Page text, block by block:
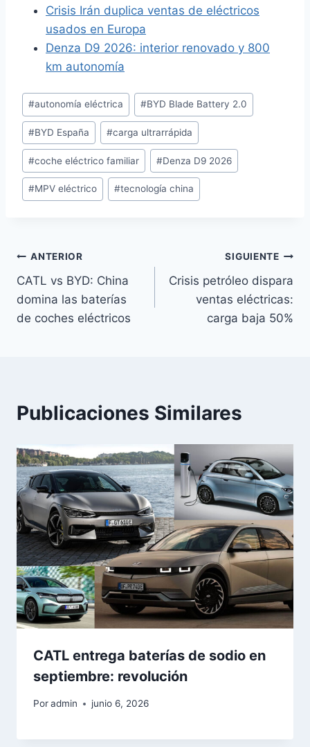
Crisis Irán duplica ventas de eléctricos
usados en Europa
Denza D9 2026: interior renovado y 800
km autonomía
Etiquetas
de
la
entrada:
#autonomía eléctrica #BYD Blade Battery 2.0
#BYD España #carga ultrarrápida
#coche eléctrico familiar #Denza D9 2026
#MPV eléctrico #tecnología china
Navegación
de
entradas
ANTERIOR
CATL vs BYD: China
domina las baterías
de coches eléctricos
SIGUIENTE
Crisis petróleo dispara
ventas eléctricas:
carga baja 50%
Publicaciones Similares
CATL entrega baterías de sodio en
septiembre: revolución
Poradmin junio 6, 2026